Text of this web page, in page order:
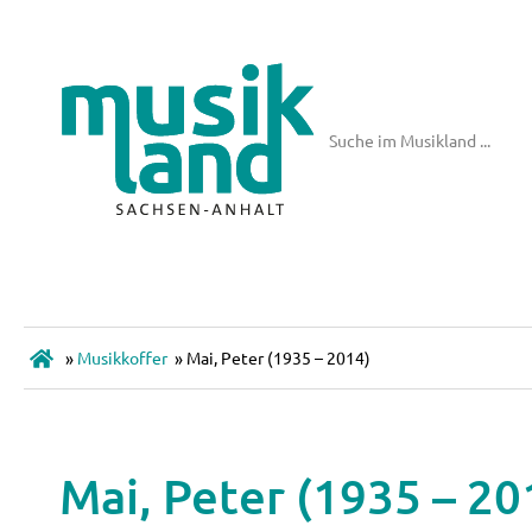
» Musikkoffer » Mai, Peter (1935 – 2014)
Mai, Peter (1935 –